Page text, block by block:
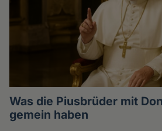
Was die Piusbrüder mit
gemein haben